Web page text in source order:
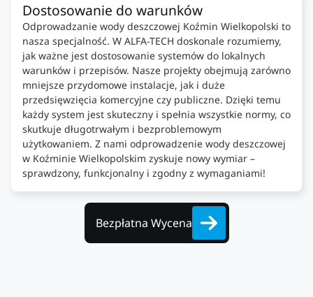
Dostosowanie do warunków
Odprowadzanie wody deszczowej Koźmin Wielkopolski to
nasza specjalność. W ALFA-TECH doskonale rozumiemy,
jak ważne jest dostosowanie systemów do lokalnych
warunków i przepisów. Nasze projekty obejmują zarówno
mniejsze przydomowe instalacje, jak i duże
przedsięwzięcia komercyjne czy publiczne. Dzięki temu
każdy system jest skuteczny i spełnia wszystkie normy, co
skutkuje długotrwałym i bezproblemowym
użytkowaniem. Z nami odprowadzenie wody deszczowej
w Koźminie Wielkopolskim zyskuje nowy wymiar –
sprawdzony, funkcjonalny i zgodny z wymaganiami!
Bezpłatna Wycena